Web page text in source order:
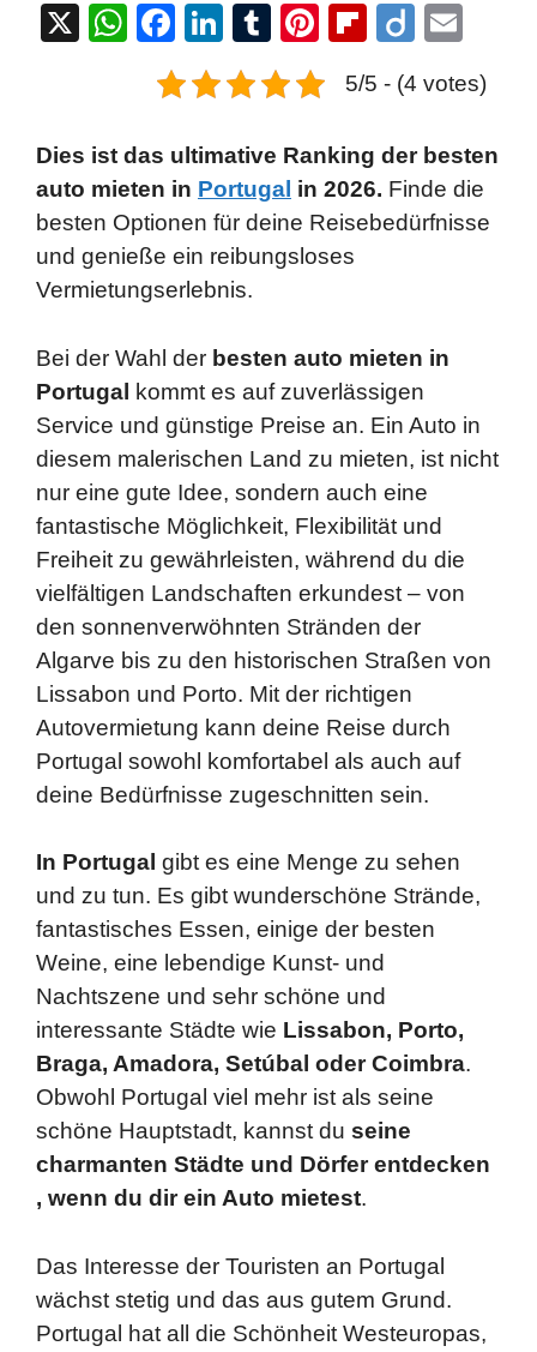
X
W
s
A
p
p
F
c
e
b
o
o
k
Li
n
k
e
dI
n
T
u
m
bl
r
Pi
er
e
st
Fl
b
ar
d
Di
o
ail
5/5 - (4 votes)
Dies ist das ultimative Ranking der besten
auto mieten in Portugal in 2026. Finde die
besten Optionen für deine Reisebedürfnisse
und genieße ein reibungsloses
Vermietungserlebnis.
Bei der Wahl der besten auto mieten in
Portugal kommt es auf zuverlässigen
Service und günstige Preise an. Ein Auto in
diesem malerischen Land zu mieten, ist nicht
nur eine gute Idee, sondern auch eine
fantastische Möglichkeit, Flexibilität und
Freiheit zu gewährleisten, während du die
vielfältigen Landschaften erkundest – von
den sonnenverwöhnten Stränden der
Algarve bis zu den historischen Straßen von
Lissabon und Porto. Mit der richtigen
Autovermietung kann deine Reise durch
Portugal sowohl komfortabel als auch auf
deine Bedürfnisse zugeschnitten sein.
In Portugal gibt es eine Menge zu sehen
und zu tun. Es gibt wunderschöne Strände,
fantastisches Essen, einige der besten
Weine, eine lebendige Kunst- und
Nachtszene und sehr schöne und
interessante Städte wie Lissabon, Porto,
Braga, Amadora, Setúbal oder Coimbra.
Obwohl Portugal viel mehr ist als seine
schöne Hauptstadt, kannst du seine
charmanten Städte und Dörfer entdecken
, wenn du dir ein Auto mietest.
Das Interesse der Touristen an Portugal
wächst stetig und das aus gutem Grund.
Portugal hat all die Schönheit Westeuropas,